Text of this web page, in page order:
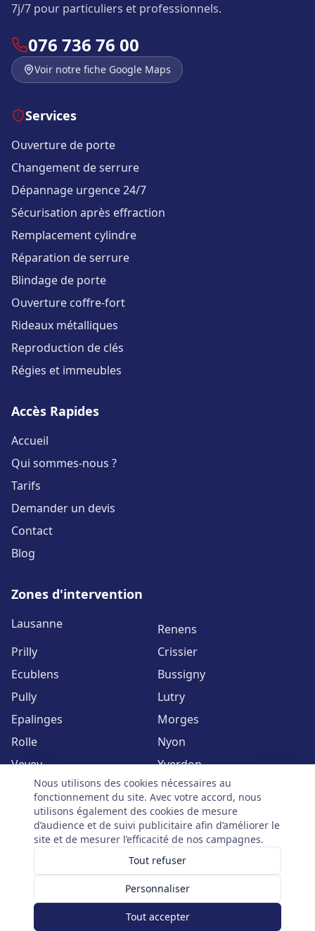
7j/7 pour particuliers et professionnels.
076 736 76 00
Voir notre fiche Google Maps
Services
Ouverture de porte
Changement de serrure
Dépannage urgence 24/7
Sécurisation après effraction
Remplacement cylindre
Réparation de serrure
Blindage de porte
Ouverture coffre-fort
Rideaux métalliques
Reproduction de clés
Régies et immeubles
Accès Rapides
Accueil
Qui sommes-nous ?
Tarifs
Demander un devis
Contact
Blog
Zones d'intervention
Lausanne
Renens
Prilly
Crissier
Ecublens
Bussigny
Pully
Lutry
Epalinges
Morges
Rolle
Nyon
Vevey
Yverdon
Voir toutes les zones
Serrurier Vaud. Tous droits réservés. | Avenue du Mont-
d'Or 60, 1007 Lausanne
Politique de confidentialité
Climbee | Digital. Automations. Performance.
Nous utilisons des cookies nécessaires au
fonctionnement du site. Avec votre accord, nous
utilisons également des cookies de mesure
d’audience et de suivi publicitaire afin d’améliorer le
site et de mesurer l’efficacité de nos campagnes.
Tout refuser
Personnaliser
Tout accepter